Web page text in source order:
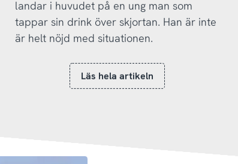
landar i huvudet på en ung man som
tappar sin drink över skjortan. Han är inte
är helt nöjd med situationen.
Läs hela artikeln